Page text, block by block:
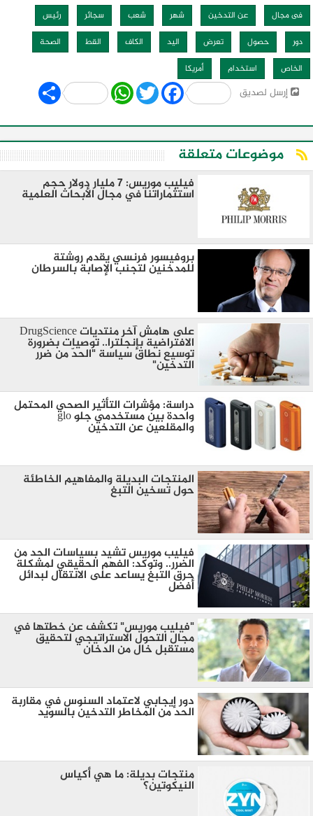
فى مجال عن التدخين شهر شعب سجائر
رئيس
دور
حصول تعرض اليد الكاف القط
الصحة
الخاص
استخدام أمريكا
إرسل لصديق Share WhatsApp
Twitter Facebook
موضوعات متعلقة
فيليب موريس: 7 مليار دولار حجم
استثماراتنا في مجال الأبحاث العلمية
بروفيسور فرنسي يقدم روشتة
للمدخنين لتجنب الإصابة بالسرطان
على هامش آخر منتديات DrugScience
الافتراضية بإنجلترا.. توصيات بضرورة
توسيع نطاق سياسة "الحدّ من ضرر
التدخين"
دراسة: مؤشرات التأثير الصحي المحتمل
واحدة بين مستخدمي جلو glo
والمقلعين عن التدخين
المنتجات البديلة والمفاهيم الخاطئة
حول تسخين التبغ
فيليب موريس تشيد بسياسات الحد من
الضرر.. وتوكد: الفهم الحقيقي لمشكلة
حرق التبغ يساعد على الانتقال لبدائل
أفضل
"فيليب موريس" تكشف عن خطتها في
مجال التحول الاستراتيجي لتحقيق
مستقبل خال من الدخان
دور إيجابي لاعتماد السنوس في مقاربة
الحد من المخاطر التدخين بالسويد
منتجات بديلة: ما هي أكياس
النيكوتين؟